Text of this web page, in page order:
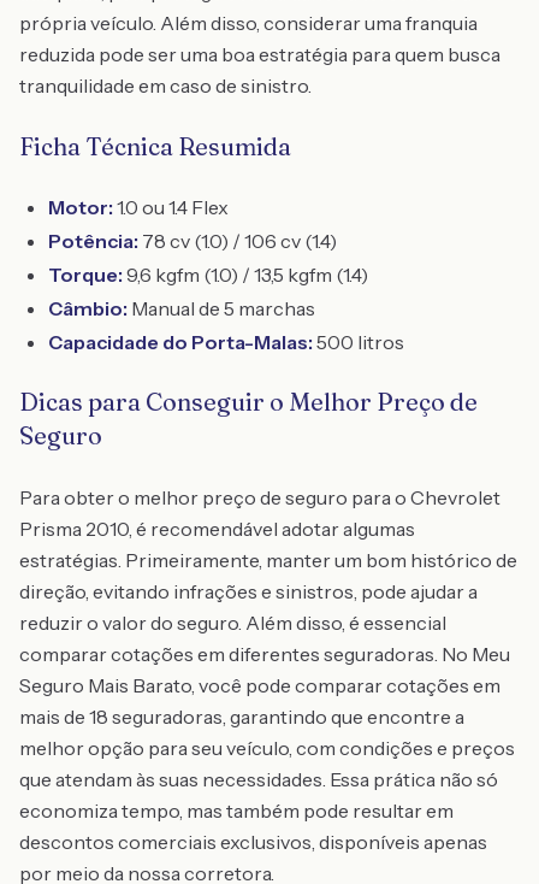
própria veículo. Além disso, considerar uma franquia
reduzida pode ser uma boa estratégia para quem busca
tranquilidade em caso de sinistro.
Ficha Técnica Resumida
Motor: 1.0 ou 1.4 Flex
Potência: 78 cv (1.0) / 106 cv (1.4)
Torque: 9,6 kgfm (1.0) / 13,5 kgfm (1.4)
Câmbio: Manual de 5 marchas
Capacidade do Porta-Malas: 500 litros
Dicas para Conseguir o Melhor Preço de
Seguro
Para obter o melhor preço de seguro para o Chevrolet
Prisma 2010, é recomendável adotar algumas
estratégias. Primeiramente, manter um bom histórico de
direção, evitando infrações e sinistros, pode ajudar a
reduzir o valor do seguro. Além disso, é essencial
comparar cotações em diferentes seguradoras. No Meu
Seguro Mais Barato, você pode comparar cotações em
mais de 18 seguradoras, garantindo que encontre a
melhor opção para seu veículo, com condições e preços
que atendam às suas necessidades. Essa prática não só
economiza tempo, mas também pode resultar em
descontos comerciais exclusivos, disponíveis apenas
por meio da nossa corretora.